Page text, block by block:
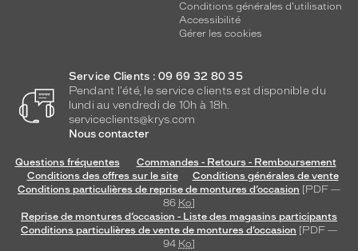
Conditions générales d'utilisation
Accessibilité
Gérer les cookies
Service Clients : 09 69 32 80 35
Pendant l'été, le service clients est disponible du
lundi au vendredi de 10h à 18h.
serviceclients@krys.com
Nous contacter
Questions fréquentes
Commandes - Retours - Remboursement
Conditions des offres sur le site
Conditions générales de vente
Conditions particulières de reprise de montures d’occasion [PDF —
86 Ko]
Reprise de montures d’occasion - Liste des magasins participants
Conditions particulières de vente de montures d’occasion [PDF —
94 Ko]